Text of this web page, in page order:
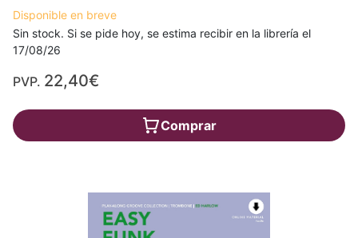
Disponible en breve
Sin stock. Si se pide hoy, se estima recibir en la librería el
17/08/26
PVP. 22,40€
Comprar